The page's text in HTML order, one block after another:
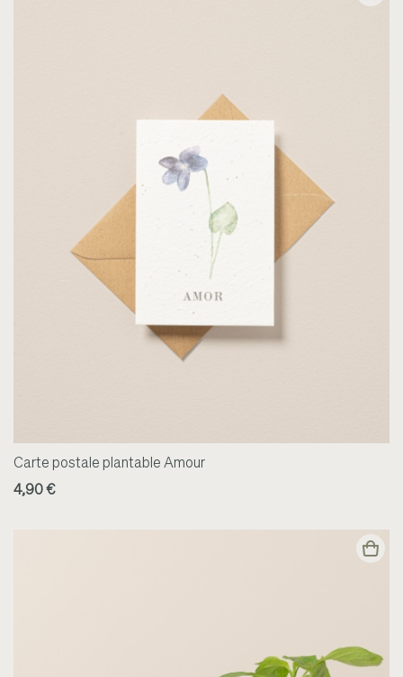
Carte postale plantable Amour
4,90 €